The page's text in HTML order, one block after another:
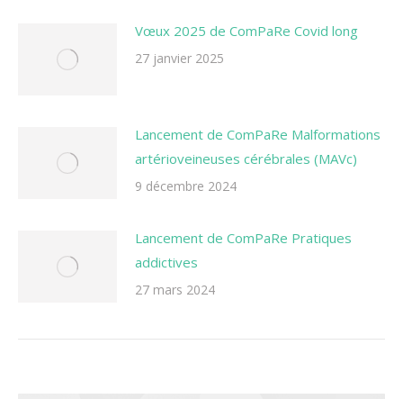
Vœux 2025 de ComPaRe Covid long
27 janvier 2025
Lancement de ComPaRe Malformations
artérioveineuses cérébrales (MAVc)
9 décembre 2024
Lancement de ComPaRe Pratiques
addictives
27 mars 2024